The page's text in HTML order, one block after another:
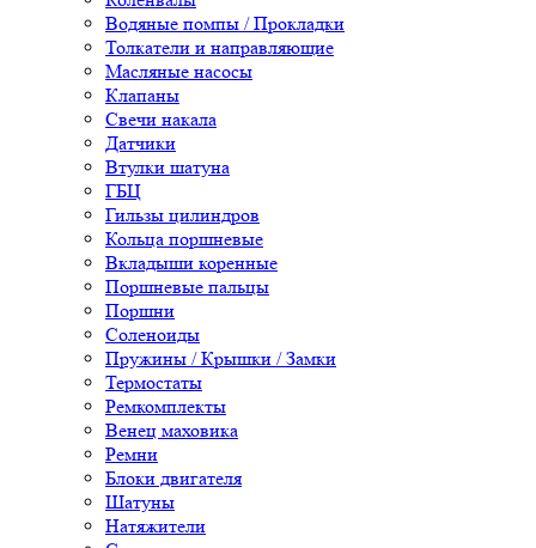
Водяные помпы / Прокладки
Толкатели и направляющие
Масляные насосы
Клапаны
Свечи накала
Датчики
Втулки шатуна
ГБЦ
Гильзы цилиндров
Кольца поршневые
Вкладыши коренные
Поршневые пальцы
Поршни
Соленоиды
Пружины / Крышки / Замки
Термостаты
Ремкомплекты
Венец маховика
Ремни
Блоки двигателя
Шатуны
Натяжители